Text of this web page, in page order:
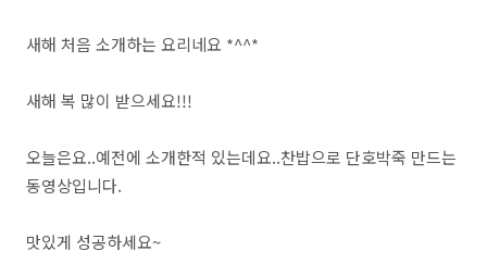
새해 처음 소개하는 요리네요 *^^*
새해 복 많이 받으세요!!!
오늘은요..예전에 소개한적 있는데요..찬밥으로 단호박죽 만드는
동영상입니다.
맛있게 성공하세요~